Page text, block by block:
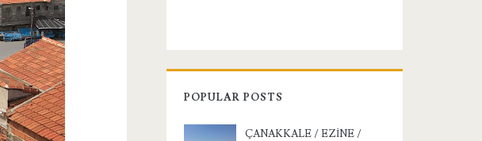
POPULAR POSTS
ÇANAKKALE / EZİNE /